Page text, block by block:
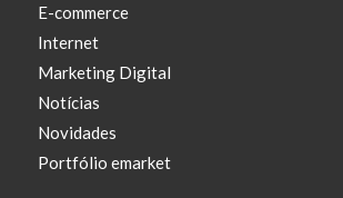
E-commerce
Internet
Marketing Digital
Notícias
Novidades
Portfólio emarket